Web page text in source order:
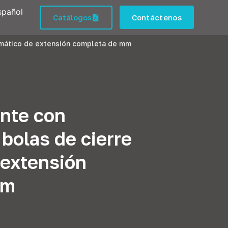
Catálogos Contáctenos
de extensión completa de mm
con
de cierre